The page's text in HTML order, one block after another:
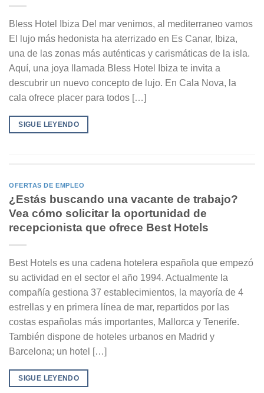
Bless Hotel Ibiza Del mar venimos, al mediterraneo vamos
El lujo más hedonista ha aterrizado en Es Canar, Ibiza,
una de las zonas más auténticas y carismáticas de la isla.
Aquí, una joya llamada Bless Hotel Ibiza te invita a
descubrir un nuevo concepto de lujo. En Cala Nova, la
cala ofrece placer para todos […]
SIGUE LEYENDO
OFERTAS DE EMPLEO
¿Estás buscando una vacante de trabajo?
Vea cómo solicitar la oportunidad de
recepcionista que ofrece Best Hotels
Best Hotels es una cadena hotelera española que empezó
su actividad en el sector el año 1994. Actualmente la
compañía gestiona 37 establecimientos, la mayoría de 4
estrellas y en primera línea de mar, repartidos por las
costas españolas más importantes, Mallorca y Tenerife.
También dispone de hoteles urbanos en Madrid y
Barcelona; un hotel […]
SIGUE LEYENDO